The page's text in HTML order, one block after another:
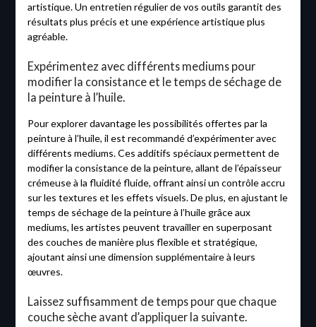
artistique. Un entretien régulier de vos outils garantit des
résultats plus précis et une expérience artistique plus
agréable.
Expérimentez avec différents mediums pour
modifier la consistance et le temps de séchage de
la peinture à l’huile.
Pour explorer davantage les possibilités offertes par la
peinture à l’huile, il est recommandé d’expérimenter avec
différents mediums. Ces additifs spéciaux permettent de
modifier la consistance de la peinture, allant de l’épaisseur
crémeuse à la fluidité fluide, offrant ainsi un contrôle accru
sur les textures et les effets visuels. De plus, en ajustant le
temps de séchage de la peinture à l’huile grâce aux
mediums, les artistes peuvent travailler en superposant
des couches de manière plus flexible et stratégique,
ajoutant ainsi une dimension supplémentaire à leurs
œuvres.
Laissez suffisamment de temps pour que chaque
couche sèche avant d’appliquer la suivante.